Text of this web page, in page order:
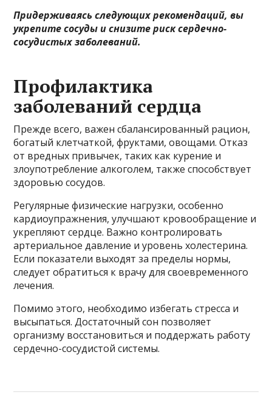
Придерживаясь следующих рекомендаций, вы
укрепите сосуды и снизите риск сердечно-
сосудистых заболеваний.
Профилактика
заболеваний сердца
Прежде всего, важен сбалансированный рацион,
богатый клетчаткой, фруктами, овощами. Отказ
от вредных привычек, таких как курение и
злоупотребление алкоголем, также способствует
здоровью сосудов.
Регулярные физические нагрузки, особенно
кардиоупражнения, улучшают кровообращение и
укрепляют сердце. Важно контролировать
артериальное давление и уровень холестерина.
Если показатели выходят за пределы нормы,
следует обратиться к врачу для своевременного
лечения.
Помимо этого, необходимо избегать стресса и
высыпаться. Достаточный сон позволяет
организму восстановиться и поддержать работу
сердечно-сосудистой системы.